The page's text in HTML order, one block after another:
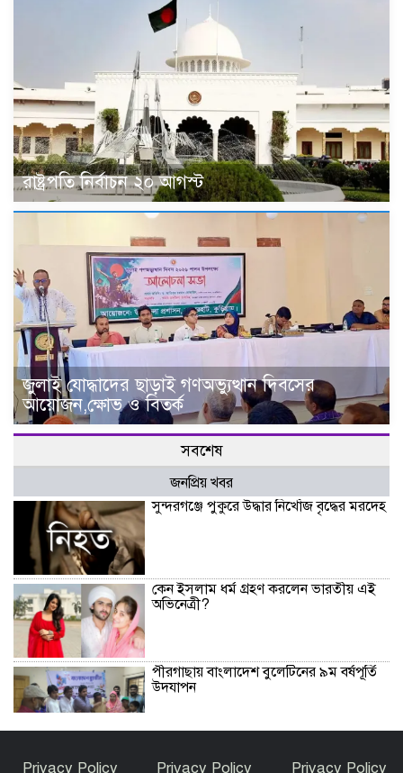
রাষ্ট্রপতি নির্বাচন ২০ আগস্ট
জুলাই যোদ্ধাদের ছাড়াই গণঅভ্যুত্থান দিবসের
আয়োজন,ক্ষোভ ও বিতর্ক
সবশেষ
জনপ্রিয় খবর
সুন্দরগঞ্জে পুকুরে উদ্ধার নিখোঁজ বৃদ্ধের মরদেহ
কেন ইসলাম ধর্ম গ্রহণ করলেন ভারতীয় এই
অভিনেত্রী?
পীরগাছায় বাংলাদেশ বুলেটিনের ৯ম বর্ষপূর্তি
উদযাপন
Privacy Policy Privacy Policy Privacy Policy